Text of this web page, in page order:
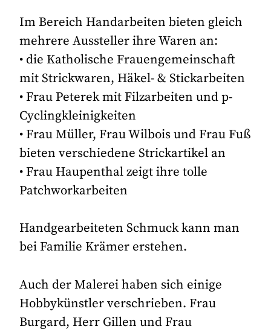
Im Bereich Handarbeiten bieten gleich
mehrere Aussteller ihre Waren an:
• die Katholische Frauengemeinschaft
mit Strickwaren, Häkel- & Stickarbeiten
• Frau Peterek mit Filzarbeiten und p-
Cyclingkleinigkeiten
• Frau Müller, Frau Wilbois und Frau Fuß
bieten verschiedene Strickartikel an
• Frau Haupenthal zeigt ihre tolle
Patchworkarbeiten
Handgearbeiteten Schmuck kann man
bei Familie Krämer erstehen.
Auch der Malerei haben sich einige
Hobbykünstler verschrieben. Frau
Burgard, Herr Gillen und Frau